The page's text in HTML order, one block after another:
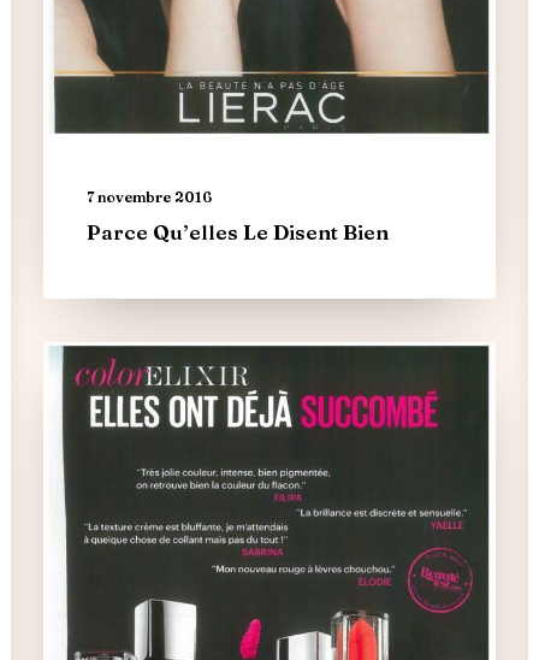
7 novembre 2016
Parce Qu’elles Le Disent Bien